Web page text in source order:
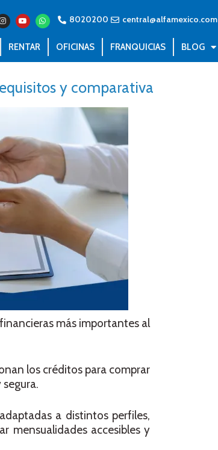
8020200 central@alfamexico.com
RENTAR OFICINAS FRANQUICIAS BLOG
y comparativa
más importantes al
los créditos para comprar
a distintos perfiles,
mensualidades accesibles y